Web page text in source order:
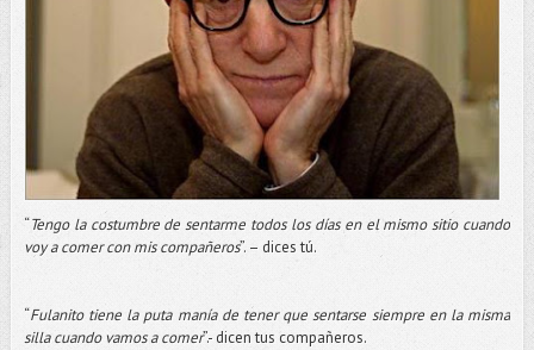
“Tengo la costumbre de sentarme todos los días en el mismo sitio cuando
voy a comer con mis compañeros”. – dices tú.
“Fulanito tiene la puta manía de tener que sentarse siempre en la misma
silla cuando vamos a comer”.- dicen tus compañeros.